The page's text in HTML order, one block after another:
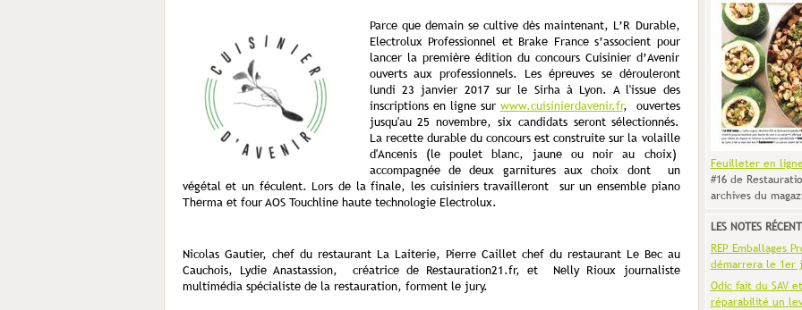
Parce que demain se cultive dès maintenant, L’R Durable,
Electrolux Professionnel et Brake France s’associent pour
lancer la première édition du concours Cuisinier d’Avenir
ouverts aux professionnels. Les épreuves se dérouleront
lundi 23 janvier 2017 sur le Sirha à Lyon. A l'issue des
inscriptions en ligne sur www.cuisinierdavenir.fr, ouvertes
jusqu'au 25 novembre, six candidats seront sélectionnés.
La recette durable du concours est construite sur la volaille
d'Ancenis (le poulet blanc, jaune ou noir au choix)
accompagnée de deux garnitures aux choix dont un
végétal et un féculent. Lors de la finale, les cuisiniers travailleront sur un ensemble piano
Therma et four AOS Touchline haute technologie Electrolux.
Nicolas Gautier, chef du restaurant La Laiterie, Pierre Caillet chef du restaurant Le Bec au
Cauchois, Lydie Anastassion, créatrice de Restauration21.fr, et Nelly Rioux journaliste
multimédia spécialiste de la restauration, forment le jury.
Feuilleter en
#16 de
archives du
LES NOTES
REP Emballages
démarrera le 1er
Odic fait du SAV
réparabilité un